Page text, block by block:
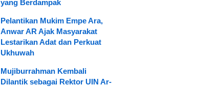
yang Berdampak
Pelantikan Mukim Empe Ara,
Anwar AR Ajak Masyarakat
Lestarikan Adat dan Perkuat
Ukhuwah
Mujiburrahman Kembali
Dilantik sebagai Rektor UIN Ar-